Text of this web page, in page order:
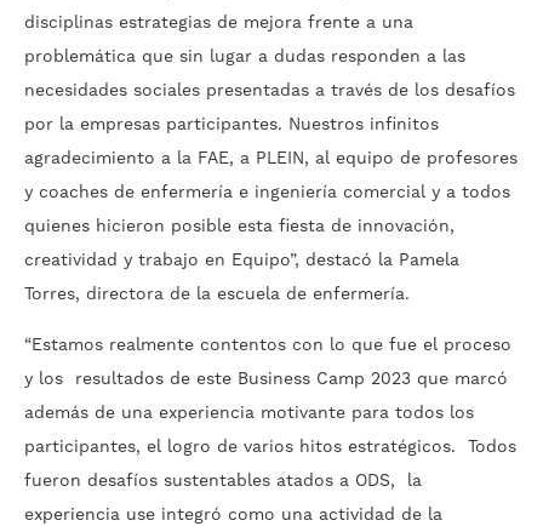
disciplinas estrategias de mejora frente a una
problemática que sin lugar a dudas responden a las
necesidades sociales presentadas a través de los desafíos
por la empresas participantes. Nuestros infinitos
agradecimiento a la FAE, a PLEIN, al equipo de profesores
y coaches de enfermería e ingeniería comercial y a todos
quienes hicieron posible esta fiesta de innovación,
creatividad y trabajo en Equipo”, destacó la Pamela
Torres, directora de la escuela de enfermería.
“Estamos realmente contentos con lo que fue el proceso
y los resultados de este Business Camp 2023 que marcó
además de una experiencia motivante para todos los
participantes, el logro de varios hitos estratégicos. Todos
fueron desafíos sustentables atados a ODS, la
experiencia use integró como una actividad de la